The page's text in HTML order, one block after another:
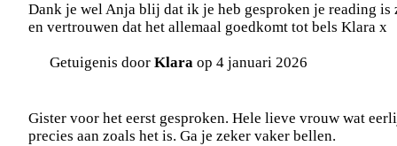
Dank je wel Anja blij dat ik je heb gesproken je reading
en vertrouwen dat het allemaal goedkomt tot bels Klara x
Getuigenis door Klara op 4 januari 2026
Gister voor het eerst gesproken. Hele lieve vrouw wat
precies aan zoals het is. Ga je zeker vaker bellen.